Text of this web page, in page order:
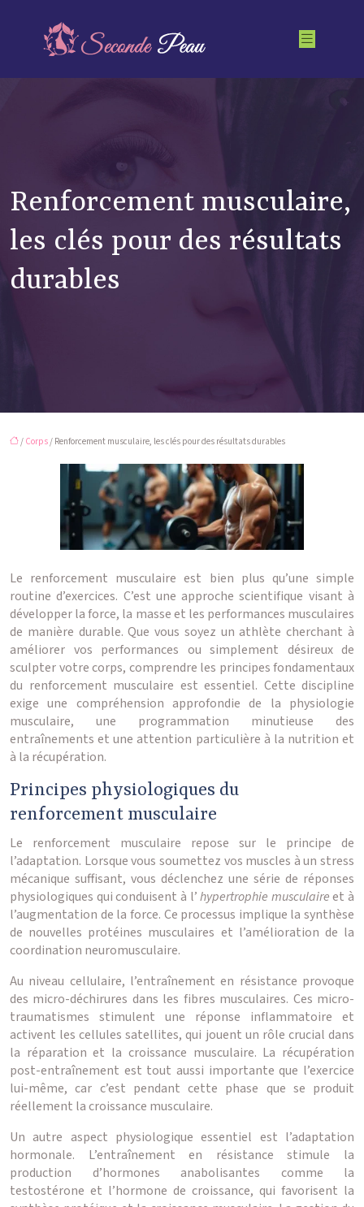
Renforcement musculaire,
les clés pour des résultats
durables
/ Corps/ Renforcement musculaire, les clés pour des résultats durables
Le renforcement musculaire est bien plus qu’une simple
routine d’exercices. C’est une approche scientifique visant à
développer la force, la masse et les performances musculaires
de manière durable. Que vous soyez un athlète cherchant à
améliorer vos performances ou simplement désireux de
sculpter votre corps, comprendre les principes fondamentaux
du renforcement musculaire est essentiel. Cette discipline
exige une compréhension approfondie de la physiologie
musculaire, une programmation minutieuse des
entraînements et une attention particulière à la nutrition et
à la récupération.
Principes physiologiques du
renforcement musculaire
Le renforcement musculaire repose sur le principe de
l’adaptation. Lorsque vous soumettez vos muscles à un stress
mécanique suffisant, vous déclenchez une série de réponses
physiologiques qui conduisent à l’hypertrophie musculaireet à
l’augmentation de la force. Ce processus implique la synthèse
de nouvelles protéines musculaires et l’amélioration de la
coordination neuromusculaire.
Au niveau cellulaire, l’entraînement en résistance provoque
des micro-déchirures dans les fibres musculaires. Ces micro-
traumatismes stimulent une réponse inflammatoire et
activent les cellules satellites, qui jouent un rôle crucial dans
la réparation et la croissance musculaire. La récupération
post-entraînement est tout aussi importante que l’exercice
lui-même, car c’est pendant cette phase que se produit
réellement la croissance musculaire.
Un autre aspect physiologique essentiel est l’adaptation
hormonale. L’entraînement en résistance stimule la
production d’hormones anabolisantes comme la
testostérone et l’hormone de croissance, qui favorisent la